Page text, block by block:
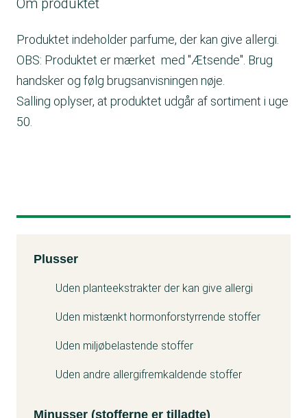
Om produktet
Produktet indeholder parfume, der kan give allergi.
OBS: Produktet er mærket med "Ætsende". Brug
handsker og følg brugsanvisningen nøje.
Salling oplyser, at produktet udgår af sortiment i uge
50.
Kemitest
Plusser
Uden planteekstrakter der kan give allergi
Uden mistænkt hormonforstyrrende stoffer
Uden miljøbelastende stoffer
Uden andre allergifremkaldende stoffer
Minusser (stofferne er tilladte)